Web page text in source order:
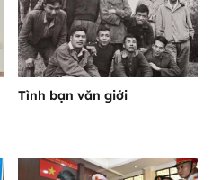
Tình bạn văn giới